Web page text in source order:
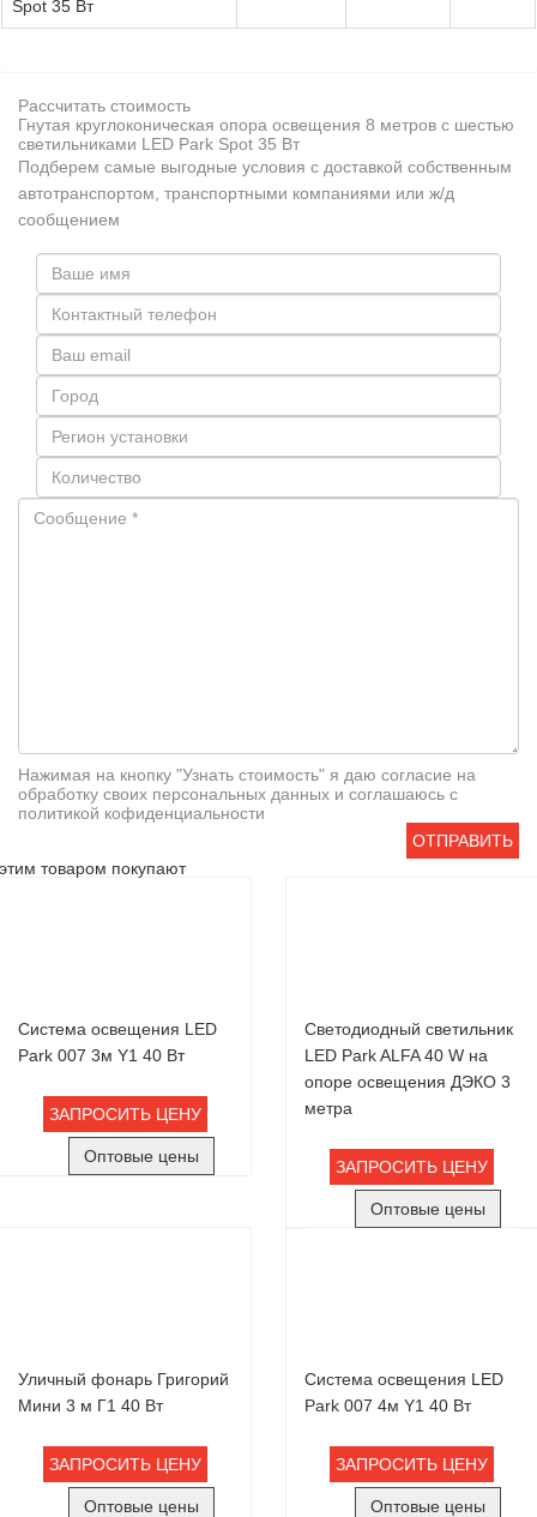
Spot 35 Вт
Рассчитать стоимость
Гнутая круглоконическая опора освещения 8 метров с шестью
светильниками LED Park Spot 35 Вт
Подберем самые выгодные условия с доставкой собственным
автотранспортом, транспортными компаниями или ж/д
сообщением
Нажимая на кнопку "Узнать стоимость" я даю согласие на
обработку своих персональных данных и соглашаюсь с
политикой кофиденциальности
ОТПРАВИТЬ
товаром покупают
Система освещения LED
Park 007 3м Y1 40 Вт
ЗАПРОСИТЬ ЦЕНУ
Оптовые цены
Светодиодный светильник
LED Park ALFA 40 W на
опоре освещения ДЭКО 3
метра
ЗАПРОСИТЬ ЦЕНУ
Оптовые цены
Уличный фонарь Григорий
Мини 3 м Г1 40 Вт
ЗАПРОСИТЬ ЦЕНУ
Оптовые цены
Система освещения LED
Park 007 4м Y1 40 Вт
ЗАПРОСИТЬ ЦЕНУ
Оптовые цены